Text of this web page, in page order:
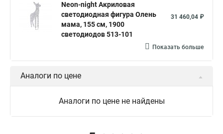
Neon-night Акриловая
светодиодная фигура Олень
мама, 155 см, 1900
светодиодов 513-101
31 460,04 ₽
Показать больше
Аналоги по цене
Аналоги по цене не найдены